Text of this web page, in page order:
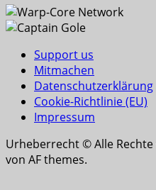
Support us
Mitmachen
Datenschutzerklärung
Cookie-Richtlinie (EU)
Impressum
Urheberrecht © Alle
von AF themes.